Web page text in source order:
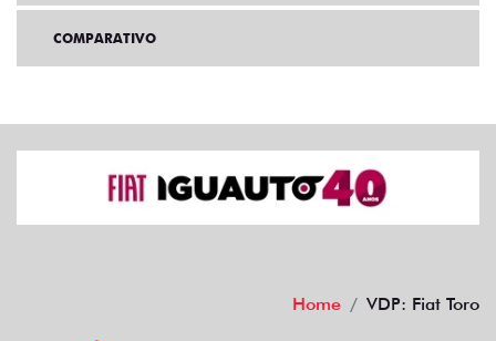
COMPARATIVO
Home VDP: Fiat Toro